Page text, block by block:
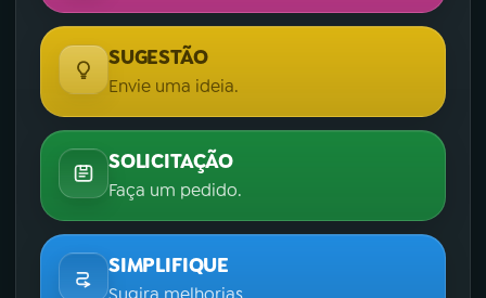
SUGESTÃO
Envie uma ideia.
SOLICITAÇÃO
Faça um pedido.
SIMPLIFIQUE